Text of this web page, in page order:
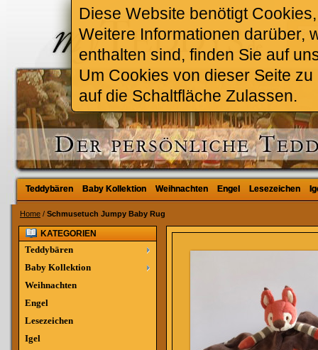
Teddybären Baby Kollektion Weihnachten Engel Lesezeichen
Teddybären Baby Kollektion Weihnachten Engel Lesezeichen
Home / Schmusetuch Jumpy Baby Rug
KATEGORIEN
Teddybären
Baby Kollektion
Weihnachten
Engel
Lesezeichen
Igel
Diese Website benötigt
Weitere Informationen darüber,
enthalten sind, finden Sie auf
Um Cookies von dieser Seite
auf die Schaltfläche Zulassen.